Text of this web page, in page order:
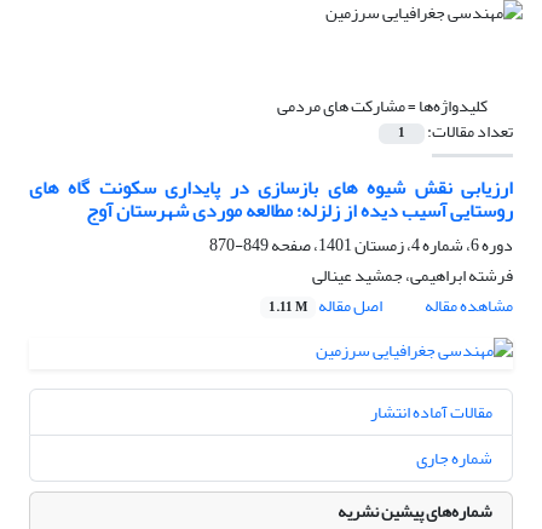
کلیدواژه‌ها =مشارکت های مردمی
تعداد مقالات: 1
ارزیابی نقش شیوه های بازسازی در پایداری سکونت گاه های
روستایی آسیب دیده از زلزله؛ مطالعه موردی شهرستان آوج
دوره 6، شماره 4، زمستان 1401، صفحه
849-870
فرشته ابراهیمی، جمشید عینالی
مشاهده مقاله
اصل مقاله 1.11 M
مقالات آماده انتشار
شماره جاری
شماره‌های پیشین نشریه